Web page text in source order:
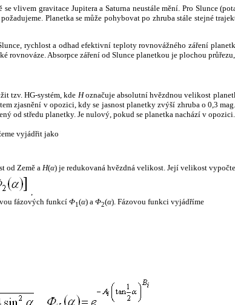
vlivem gravitace Jupitera a Saturna neustále mění. Pro Slunce
Planetka se může pohybovat po zhruba stále stejné
rychlost a odhad efektivní teploty rovnovážného záření
rovnováze. Absorpce záření od Slunce planetkou je plochou
tzv. HG-systém, kde Hoznačuje absolutní hvězdnou velikost
zjasnění v opozici, kdy se jasnost planetky zvýší zhruba o 0,3
od středu planetky. Je nulový, pokud se planetka nachází v opozici.
vyjádřit jako
od Země aH(α) je redukovaná hvězdná velikost. Její velikost
,
fázových funkcí Φ1(α) a Φ2(α). Fázovou funkci vyjádříme